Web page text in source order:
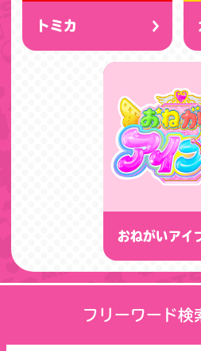
トミカ
おねがいアイ
フリーワード検